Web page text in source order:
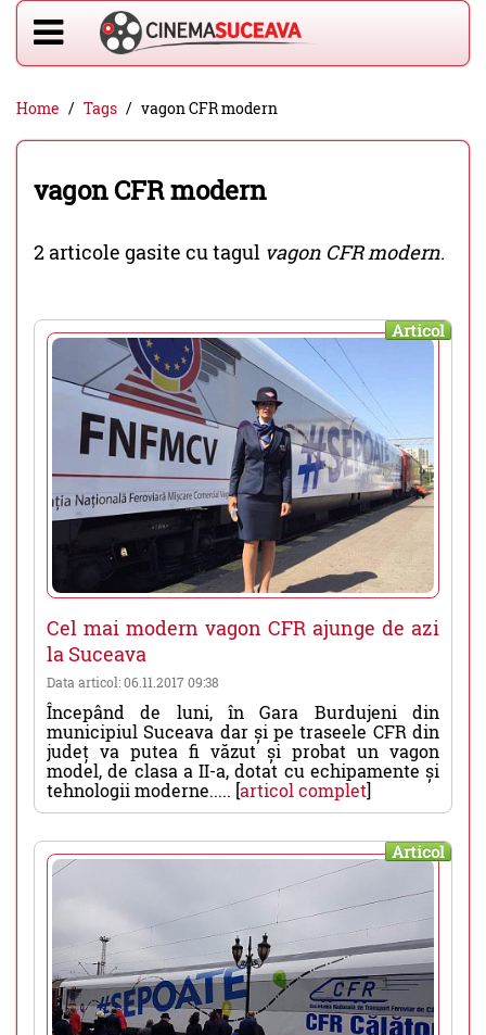
Home Tags vagon CFR modern
vagon CFR modern
2 articole gasite cu tagul vagon CFR modern.
Articol
Cel mai modern vagon CFR ajunge de azi
la Suceava
Data articol: 06.11.2017 09:38
Începând de luni, în Gara Burdujeni din
municipiul Suceava dar și pe traseele CFR din
județ va putea fi văzut și probat un vagon
model, de clasa a II-a, dotat cu echipamente și
tehnologii moderne..... [articol complet]
Articol